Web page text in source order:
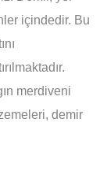
içindedir. Bu
merdiveni
demir